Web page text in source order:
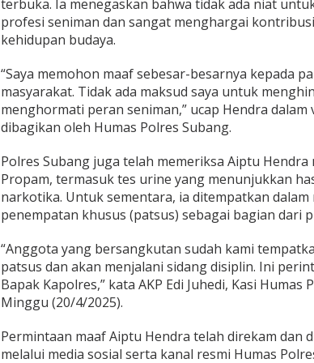
A
m
b
l
T
n
d
k
a
n
terbuka. Ia menegaskan bahwa tidak ada niat
profesi seniman dan sangat menghargai
kehidupan budaya.
“Saya memohon maaf sebesar-besarnya kepada
masyarakat. Tidak ada maksud saya untuk
menghormati peran seniman,” ucap Hendra dalam
dibagikan oleh Humas Polres Subang.
Polres Subang juga telah memeriksa Aiptu Hendra
Propam, termasuk tes urine yang menunjukkan
narkotika. Untuk sementara, ia ditempatkan dalam
penempatan khusus (patsus) sebagai bagian dari
“Anggota yang bersangkutan sudah kami
patsus dan akan menjalani sidang disiplin. Ini
Bapak Kapolres,” kata AKP Edi Juhedi, Kasi Humas
Minggu (20/4/2025).
Permintaan maaf Aiptu Hendra telah direkam dan
melalui media sosial serta kanal resmi Humas